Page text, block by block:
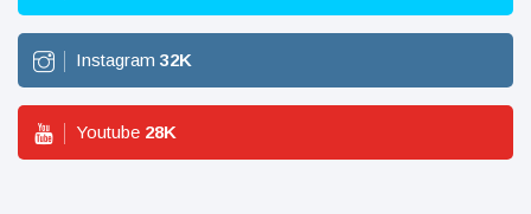
Instagram 32K
Youtube 28K